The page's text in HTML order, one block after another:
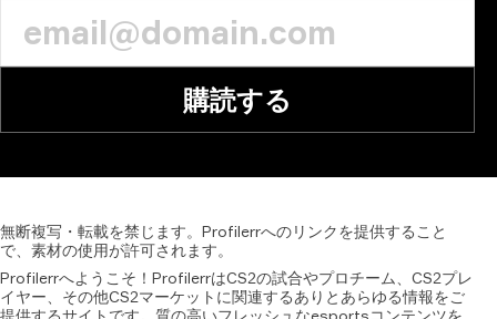
購読する
無断複写・転載を禁じます。Profilerrへのリンクを提供すること
で、素材の使用が許可されます。
Profilerrへようこそ！ProfilerrはCS2の試合やプロチーム、CS2プレ
イヤー、その他CS2マーケットに関連するありとあらゆる情報をご
提供するサイトです。質の高いフレッシュなesportsコンテンツを